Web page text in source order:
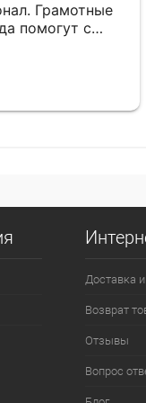
Грамотные
помогут с
в
Доставка
Возврат
Отзывы
Вопрос